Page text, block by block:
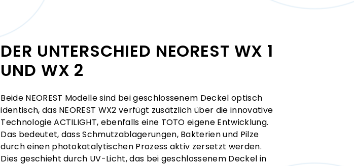
DER UNTERSCHIED NEOREST WX 1
UND WX 2
Beide NEOREST Modelle sind bei geschlossenem Deckel optisch
identisch, das NEOREST WX2 verfügt zusätzlich über die innovative
Technologie ACTILIGHT, ebenfalls eine TOTO eigene Entwicklung.
Das bedeutet, dass Schmutzablagerungen, Bakterien und Pilze
durch einen photokatalytischen Prozess aktiv zersetzt werden.
Dies geschieht durch UV-Licht, das bei geschlossenem Deckel in